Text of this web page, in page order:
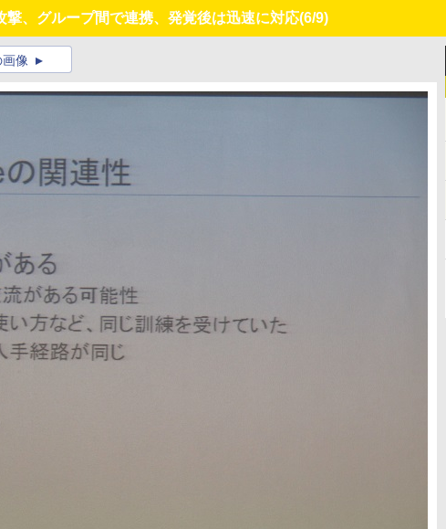
、グループ間で連携、発覚後は迅速に対応(6/9)
像